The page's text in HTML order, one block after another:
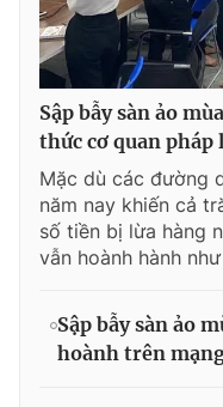
Sập bẫy sàn ảo
thức cơ quan pháp
Mặc dù các đường
năm nay khiến cả
số tiền bị lừa hàng
vẫn hoành hành
Sập bẫy sàn ảo
hoành trên